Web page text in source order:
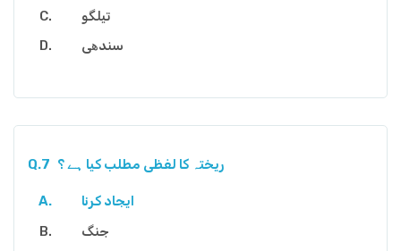
تیلگو
سندھی
Q.7 ریختہ کا لفظی مطلب کیا ہے ؟
ایجاد کرنا
جنگ